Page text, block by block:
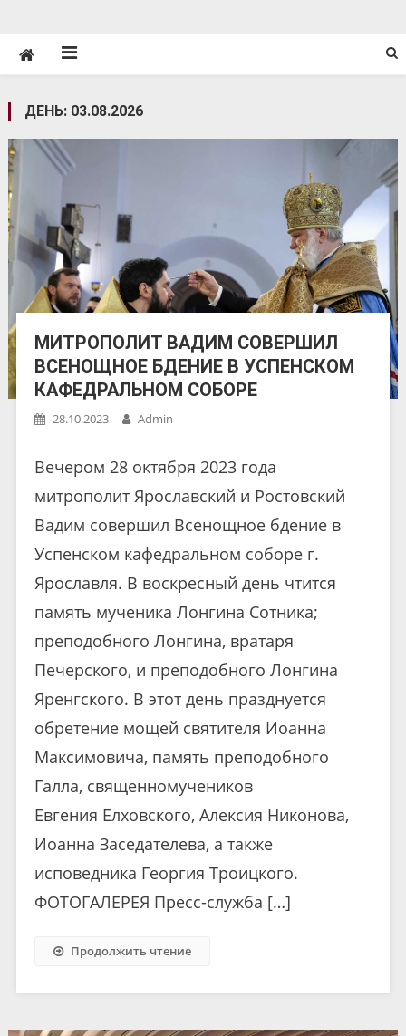
ДЕНЬ: 03.08.2026
МИТРОПОЛИТ ВАДИМ СОВЕРШИЛ
ВСЕНОЩНОЕ БДЕНИЕ В УСПЕНСКОМ
КАФЕДРАЛЬНОМ СОБОРЕ
28.10.2023 Admin
Вечером 28 октября 2023 года
митрополит Ярославский и Ростовский
Вадим совершил Всенощное бдение в
Успенском кафедральном соборе г.
Ярославля. В воскресный день чтится
память мученика Лонгина Сотника;
преподобного Лонгина, вратаря
Печерского, и преподобного Лонгина
Яренгского. В этот день празднуется
обретение мощей святителя Иоанна
Максимовича, память преподобного
Галла, священномучеников
Евгения Елховского, Алексия Никонова,
Иоанна Заседателева, а также
исповедника Георгия Троицкого.
ФОТОГАЛЕРЕЯ Пресс-служба […]
Продолжить чтение